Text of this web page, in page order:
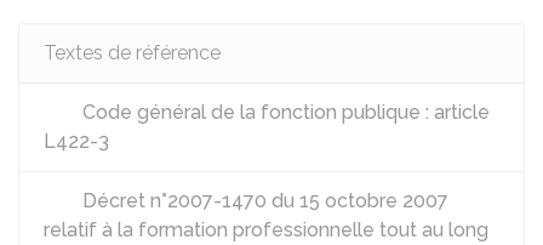
Textes de référence
Code général de la fonction publique : article
L422-3
Décret n°2007-1470 du 15 octobre 2007
relatif à la formation professionnelle tout au long